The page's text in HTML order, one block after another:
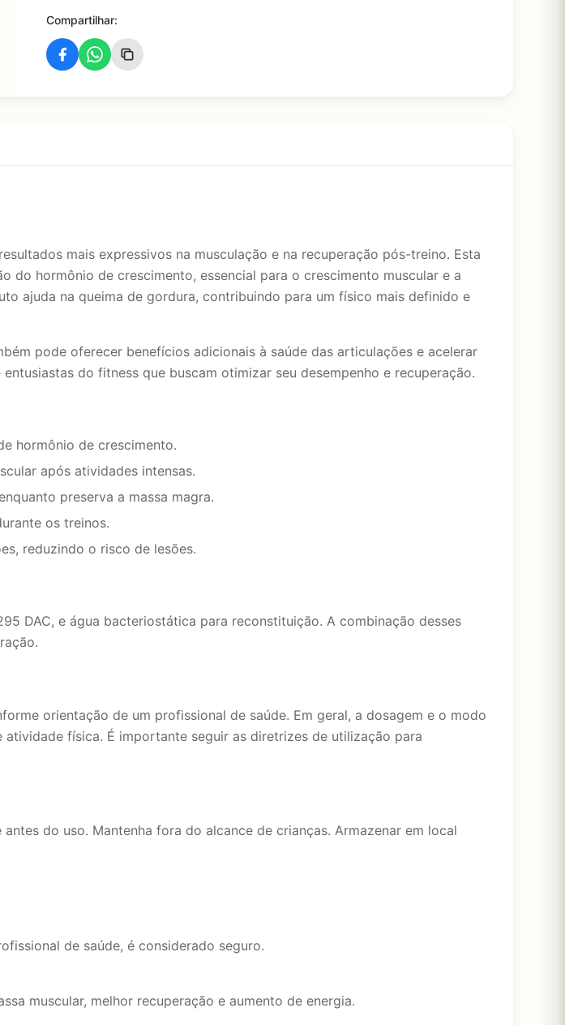
Compartilhar:
mais expressivos na musculação e na recuperação pós-treino. Esta
hormônio de crescimento, essencial para o crescimento muscular e a
ajuda na queima de gordura, contribuindo para um físico mais definido e
pode oferecer benefícios adicionais à saúde das articulações e acelerar
do fitness que buscam otimizar seu desempenho e recuperação.
hormônio de crescimento.
após atividades intensas.
preserva a massa magra.
os treinos.
reduzindo o risco de lesões.
DAC, e água bacteriostática para reconstituição. A combinação desses
orientação de um profissional de saúde. Em geral, a dosagem e o modo
física. É importante seguir as diretrizes de utilização para
do uso. Mantenha fora do alcance de crianças. Armazenar em local
de saúde, é considerado seguro.
muscular, melhor recuperação e aumento de energia.